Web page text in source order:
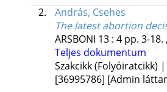
2.
András, Csehes
The latest abortion
ARSBONI 13: 4 pp. 3-18.
Teljes dokumentum
Szakcikk (Folyóiratcikk)
[36995786] [Admin